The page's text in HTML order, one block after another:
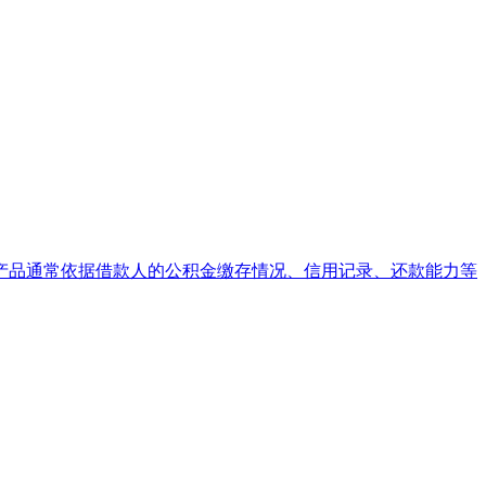
通常依据借款人的公积金缴存情况、信用记录、还款能力等